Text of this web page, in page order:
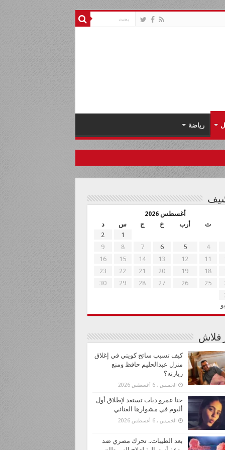
رياضة
أغسطس 2026
ث أرب خ ج س
د
1
2
4
5
6
7
8
9
11
12
13
14
15
16
18
19
20
21
22
23
25
26
27
28
29
30
فلاش
كيف تسبب سائح كويتي في إغلاق
منزل عبدالحليم حافظ ومنع
زيارته؟
الخميس , 6 أغسطس 2026
جنا عمرو دياب تستعد لإطلاق أول
ألبوم في مشوارها الغنائي
الخميس , 6 أغسطس 2026
بعد الطيبات.. تحرك مصري ضد